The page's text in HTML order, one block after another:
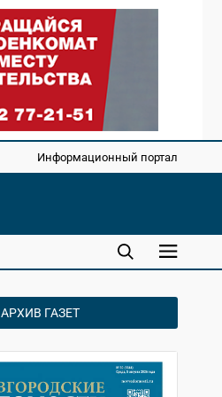
Информационный портал
АРХИВ ГАЗЕТ